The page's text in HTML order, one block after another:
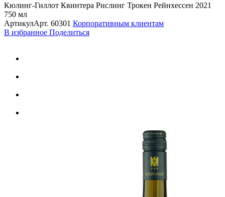
Кюлинг-Гиллот Квинтера Рислинг Трокен Рейнхессен 2021
750 мл
АртикулАрт. 60301 Корпоративным клиентам
В избранное Поделиться